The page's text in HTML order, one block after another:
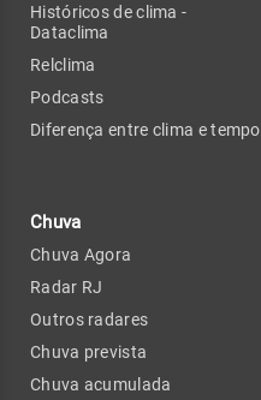
Históricos de clima -
Dataclima
Relclima
Podcasts
Diferença entre clima e tempo
Chuva
Chuva Agora
Radar RJ
Outros radares
Chuva prevista
Chuva acumulada